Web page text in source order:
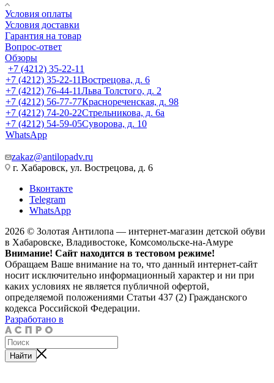
Условия оплаты
Условия доставки
Гарантия на товар
Вопрос-ответ
Обзоры
+7 (4212) 35-22-11
+7 (4212) 35-22-11Вострецова, д. 6
+7 (4212) 76-44-11Льва Толстого, д. 2
+7 (4212) 56-77-77Краснореченская, д. 98
+7 (4212) 74-20-22Стрельникова, д. 6а
+7 (4212) 54-59-05Суворова, д. 10
WhatsApp
zakaz@antilopadv.ru
г. Хабаровск, ул. Вострецова, д. 6
Вконтакте
Telegram
WhatsApp
2026 © Золотая Антилопа — интернет-магазин детской обуви
в Хабаровске, Владивостоке, Комсомольске-на-Амуре
Внимание! Сайт находится в тестовом режиме!
Обращаем Ваше внимание на то, что данный интернет-сайт
носит исключительно информационный характер и ни при
каких условиях не является публичной офертой,
определяемой положениями Статьи 437 (2) Гражданского
кодекса Российской Федерации.
Разработано в
Найти